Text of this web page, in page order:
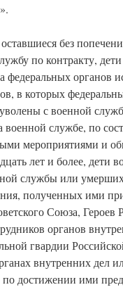
без
по контракту,
федеральных органов
в которых
с военной
военной службе, по
мероприятиями и
лет и более,
службы или
полученных ими
Союза,
органов
гвардии
внутренних дел
достижении ими